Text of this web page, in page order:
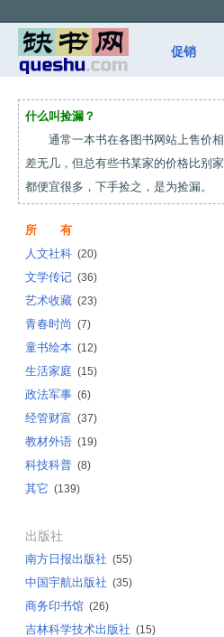
促销
什么叫捡漏？
通常一本书在各图书网站上售价相
差无几，但总有些书某家的价格比别家
都便宜很多，下手捡之，是为捡漏。
所 有
人文社科 (20)
文学传记 (36)
艺术收藏 (23)
青春时尚 (7)
童书绘本 (12)
生活家庭 (15)
政法军事 (6)
经管财富 (37)
教材外语 (19)
科技科普 (8)
其它 (139)
出版社
南方日报出版社 (55)
中国宇航出版社 (35)
商务印书馆 (26)
吉林科学技术出版社 (15)